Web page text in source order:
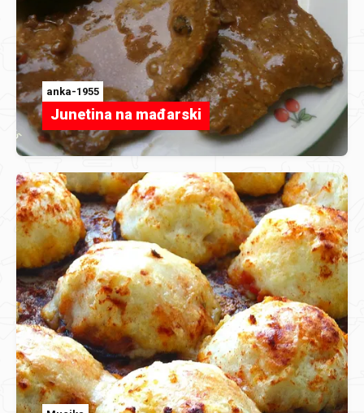
anka-1955
Junetina na mađarski